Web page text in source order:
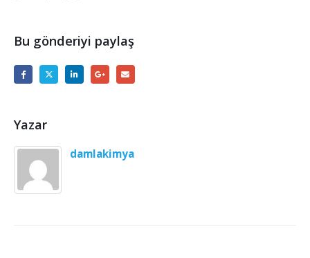
Bu gönderiyi paylaş
Yazar
damlakimya